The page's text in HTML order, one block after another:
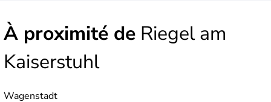
À proximité de Riegel am
Kaiserstuhl
Wagenstadt